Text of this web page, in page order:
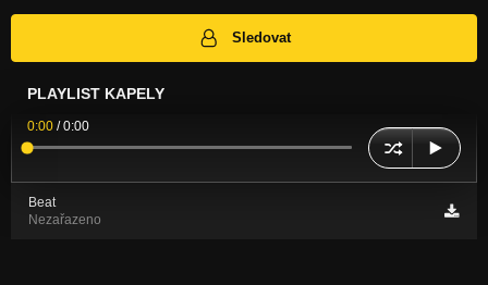
Sledovat
PLAYLIST KAPELY
0:00 /0:00
Beat
Nezařazeno